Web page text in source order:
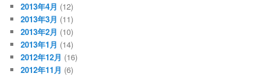
2013年4月 (12)
2013年3月 (11)
2013年2月 (10)
2013年1月 (14)
2012年12月 (16)
2012年11月 (6)